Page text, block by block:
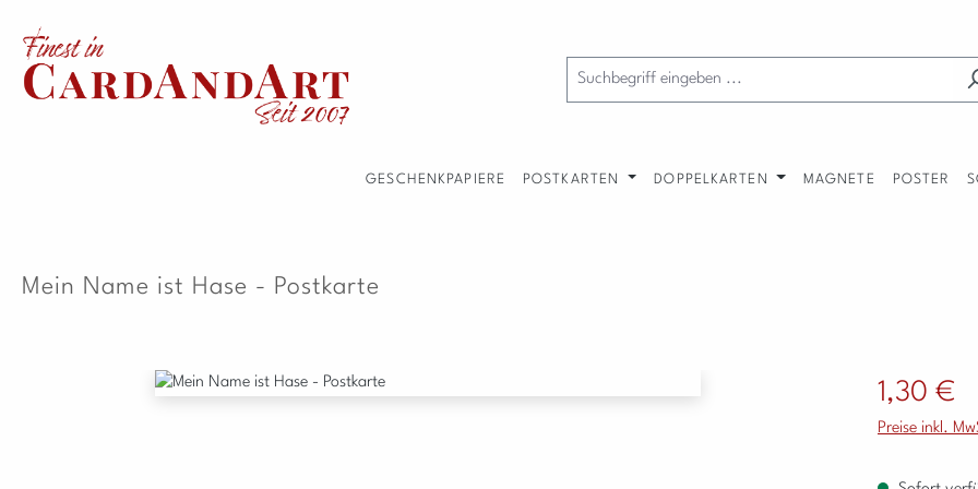
Hauptinhalt springen
Zur Suche springen
Zur Hauptnavigation springen
GESCHENKPAPIERE POSTKARTEN DOPPELKARTEN MAGNETE POSTER
Mein Name ist Hase - Postkarte
Bildergalerie überspringen Regulärer Preis:
1,30 €
Preise inkl.